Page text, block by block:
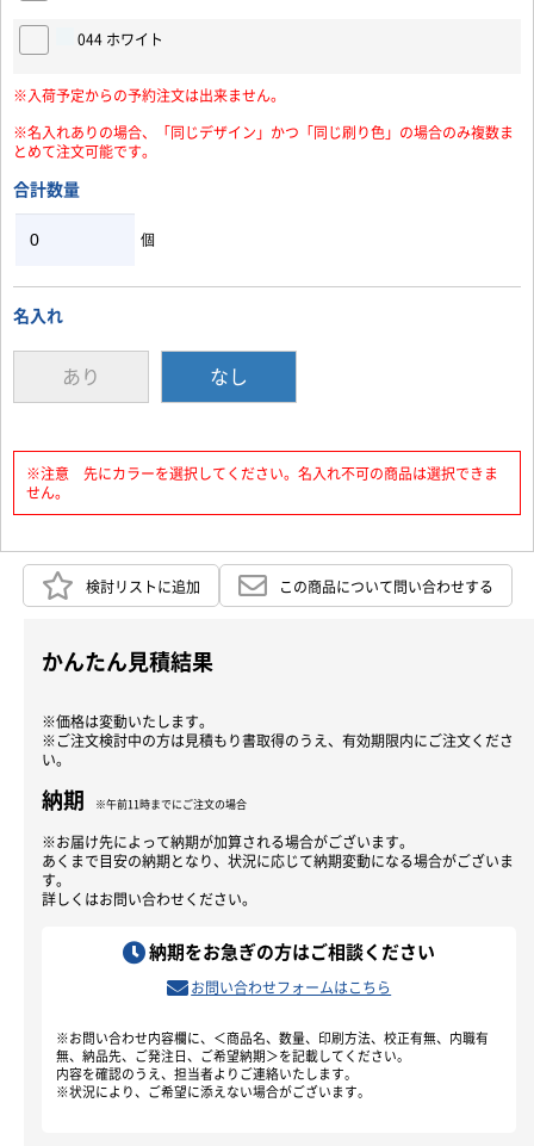
044 ホワイト
※入荷予定からの予約注文は出来ません。
※名入れありの場合、「同じデザイン」かつ「同じ刷り色」の場合のみ複数ま
とめて注文可能です。
合計数量
個
名入れ
あり なし
※注意 先にカラーを選択してください。名入れ不可の商品は選択できま
せん。
検討リストに追加 この商品について問い合わせする
かんたん見積結果
※価格は変動いたします。
※ご注文検討中の方は見積もり書取得のうえ、有効期限内にご注文くださ
い。
納期 ※午前11時までにご注文の場合
※お届け先によって納期が加算される場合がございます。
あくまで目安の納期となり、状況に応じて納期変動になる場合がございま
す。
詳しくはお問い合わせください。
納期をお急ぎの方はご相談ください
お問い合わせフォームはこちら
※お問い合わせ内容欄に、＜商品名、数量、印刷方法、校正有無、内職有
無、納品先、ご発注日、ご希望納期＞を記載してください。
内容を確認のうえ、担当者よりご連絡いたします。
※状況により、ご希望に添えない場合がございます。